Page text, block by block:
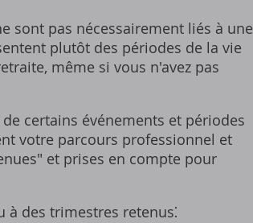
sont pas nécessairement liés à une
plutôt des périodes de la vie
même si vous n'avez pas
certains événements et périodes
votre parcours professionnel et
et prises en compte pour
des trimestres retenus⁚